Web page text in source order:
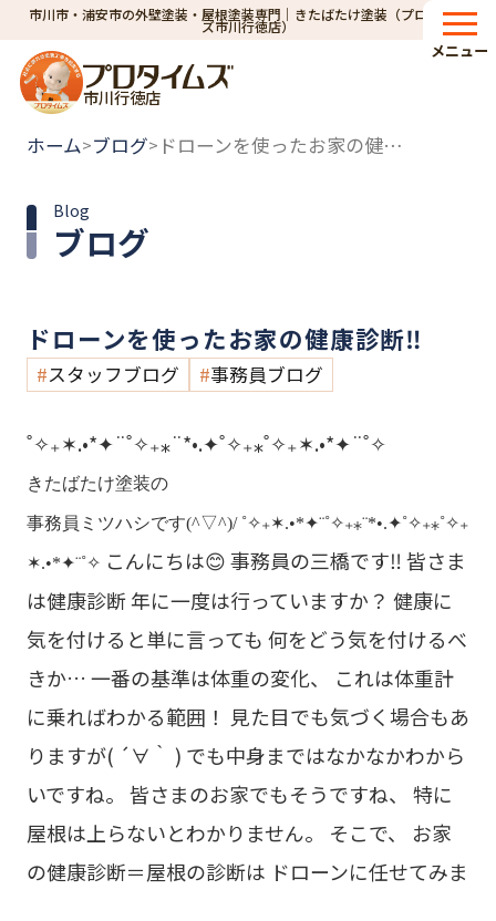
市川市・浦安市の外壁塗装・屋根塗装専門｜きたばたけ塗装（プロタイム
ズ市川行徳店）
市川行徳店
メニュー
ホーム>ブログ> ドローンを使ったお家の健康診断‼
ブログ
Blog
ドローンを使ったお家の健康診断‼
スタッフブログ 事務員ブログ
˚✧₊✶.•*✦¨˚✧₊⁎¨*•.✦˚✧₊⁎˚✧₊✶.•*✦¨˚✧
きたばたけ塗装の
事務員ミツハシです(^▽^)/ ˚✧₊✶.•*✦¨˚✧₊⁎¨*•.✦˚✧₊⁎˚✧₊
✶.•*✦¨˚✧ こんにちは😊 事務員の三橋です‼ 皆さま
は健康診断 年に一度は行っていますか？ 健康に
気を付けると単に言っても 何をどう気を付けるべ
きか… 一番の基準は体重の変化、 これは体重計
に乗ればわかる範囲！ 見た目でも気づく場合もあ
りますが( ´∀｀ ) でも中身まではなかなかわから
いですね。 皆さまのお家でもそうですね、 特に
屋根は上らないとわかりません。 そこで、 お家
の健康診断＝屋根の診断は ドローンに任せてみま